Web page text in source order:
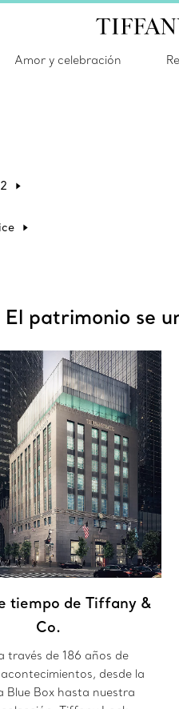
Amor y celebración
estamos aquí
El patrimonio se
tiempo de Tiffany &
Co.
través de 186 años de
desde la
Blue Box hasta nuestra